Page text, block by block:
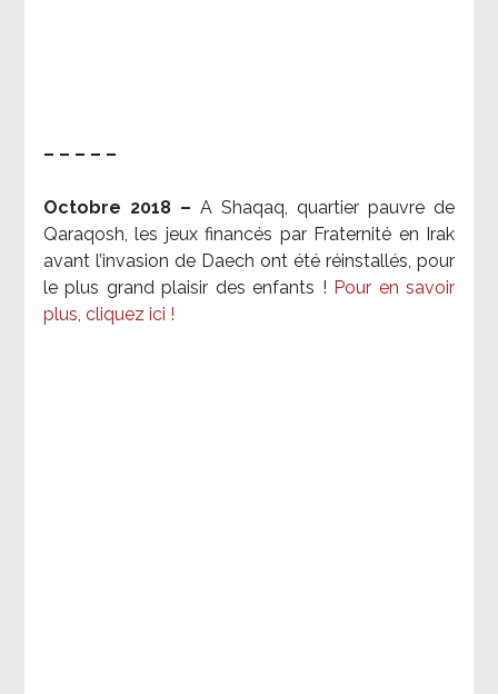
– – – – –
Octobre 2018 – A Shaqaq, quartier pauvre de
Qaraqosh, les jeux financés par Fraternité en Irak​
avant l’invasion de Daech ont été réinstallés, pour
le plus grand plaisir des enfants ! Pour en savoir
plus, cliquez ici !